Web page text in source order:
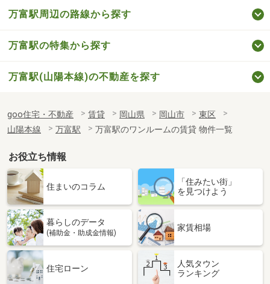
万富駅周辺の路線から探す
万富駅の特集から探す
万富駅(山陽本線)の不動産を探す
goo住宅・不動産 賃貸 岡山県 岡山市
東区
山陽本線
万富駅 万富駅のワンルームの賃貸 物件一覧
お役立ち情報
住まいのコラム
「住みたい街」
を見つけよう
暮らしのデータ
(補助金・助成金情報)
家賃相場
住宅ローン
人気タウン
ランキング